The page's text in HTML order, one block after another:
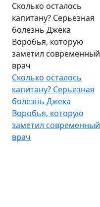
Сколько осталось
капитану? Серьезная
болезнь Джека
Воробья, которую
заметил современный
врач
Сколько осталось
капитану? Серьезная
болезнь Джека
Воробья, которую
заметил современный
врач